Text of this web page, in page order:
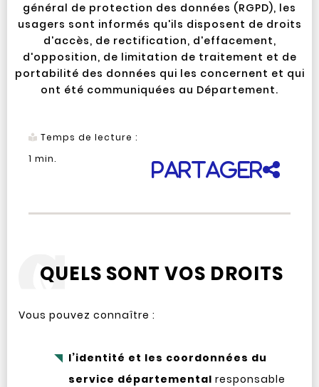
général de protection des données (RGPD), les
usagers sont informés qu'ils disposent de droits
d'accès, de rectification, d'effacement,
d'opposition, de limitation de traitement et de
portabilité des données qui les concernent et qui
ont été communiquées au Département.
Temps de lecture :
1 min.
Partager
QUELS SONT VOS DROITS
Vous pouvez connaître :
l’identité et les coordonnées du
service départemental responsable